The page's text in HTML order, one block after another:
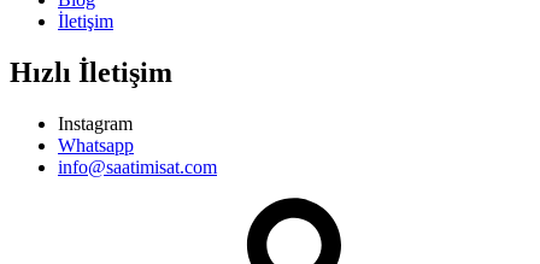
İletişim
Hızlı İletişim
Instagram
Whatsapp
info@saatimisat.com